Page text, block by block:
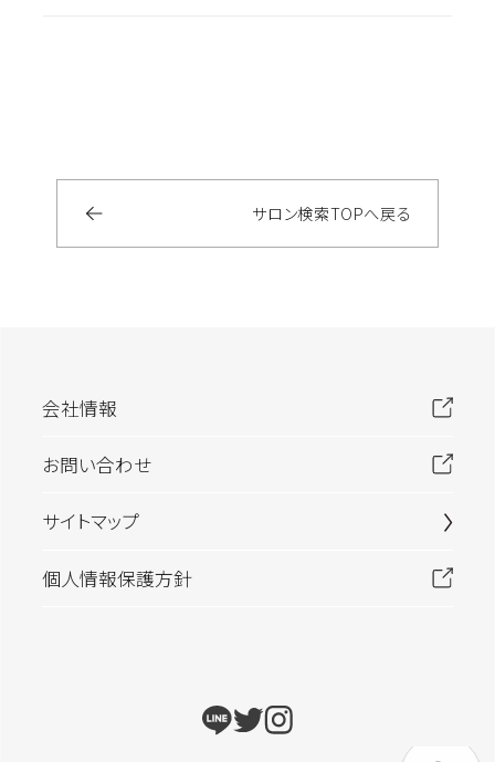
サロン検索TOPへ戻る
会社情報
お問い合わせ
サイトマップ
個人情報保護方針